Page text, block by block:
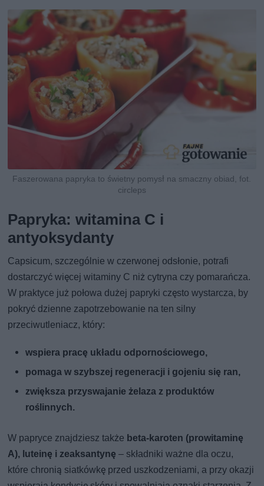
Faszerowana papryka to świetny pomysł na smaczny obiad, fot.
circleps
Papryka: witamina C i
antyoksydanty
Capsicum, szczególnie w czerwonej odsłonie, potrafi
dostarczyć więcej witaminy C niż cytryna czy pomarańcza.
W praktyce już połowa dużej papryki często wystarcza, by
pokryć dzienne zapotrzebowanie na ten silny
przeciwutleniacz, który:
wspiera pracę układu odpornościowego,
pomaga w szybszej regeneracji i gojeniu się ran,
zwiększa przyswajanie żelaza z produktów
roślinnych.
W papryce znajdziesz także beta-karoten (prowitaminę
A), luteinę i zeaksantynę – składniki ważne dla oczu,
które chronią siatkówkę przed uszkodzeniami, a przy okazji